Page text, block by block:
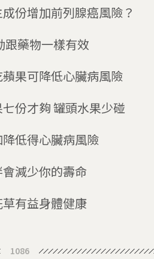
份增加前列腺癌風險？
跟藥物一樣有效
果可降低心臟病風險
研究：蔬果七份才夠 罐頭水果少碰
低得心臟病風險
減少你的壽命
有益身體健康
1086